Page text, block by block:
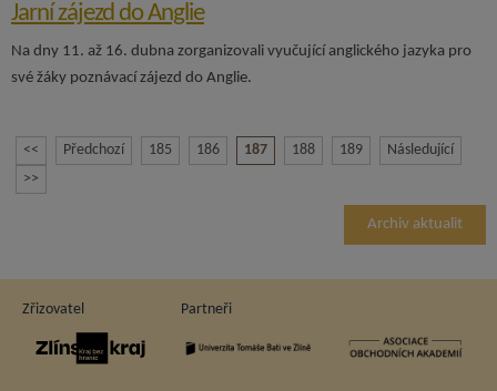
Jarní zájezd do Anglie
Na dny 11. až 16. dubna zorganizovali vyučující anglického jazyka pro
své žáky poznávací zájezd do Anglie.
<< Předchozí 185 186 187 188 189
Následující
>>
Archiv aktualit
Zřizovatel Partneři